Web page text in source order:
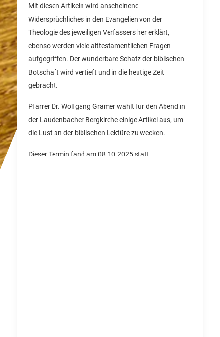
Mit diesen Artikeln wird anscheinend
Widersprüchliches in den Evangelien von der
Theologie des jeweiligen Verfassers her erklärt,
ebenso werden viele alttestamentlichen Fragen
aufgegriffen. Der wunderbare Schatz der biblischen
Botschaft wird vertieft und in die heutige Zeit
gebracht.
Pfarrer Dr. Wolfgang Gramer wählt für den Abend in
der Laudenbacher Bergkirche einige Artikel aus, um
die Lust an der biblischen Lektüre zu wecken.
Dieser Termin fand am 08.10.2025 statt.